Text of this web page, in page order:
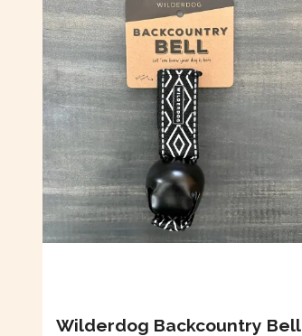
Wilderdog Backcountry Bell